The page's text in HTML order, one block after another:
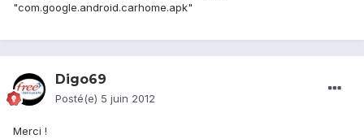
"com.google.android.carhome.apk"
Digo69
Posté(e) 5 juin 2012
Merci !